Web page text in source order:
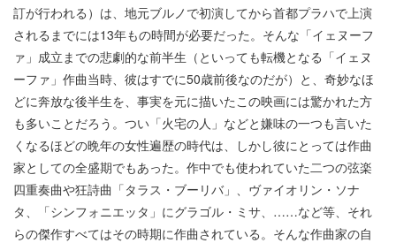
訂が行われる）は、地元ブルノで初演してから首都プラハで上演
されるまでには13年もの時間が必要だった。そんな「イェヌーフ
ァ」成立までの悲劇的な前半生（といっても転機となる「イェヌ
ーファ」作曲当時、彼はすでに50歳前後なのだが）と、奇妙なほ
どに奔放な後半生を、事実を元に描いたこの映画には驚かれた方
も多いことだろう。つい「火宅の人」などと嫌味の一つも言いた
くなるほどの晩年の女性遍歴の時代は、しかし彼にとっては作曲
家としての全盛期でもあった。作中でも使われていた二つの弦楽
四重奏曲や狂詩曲「タラス・ブーリバ」、ヴァイオリン・ソナ
タ、「シンフォニエッタ」にグラゴル・ミサ、……など等、それ
らの傑作すべてはその時期に作曲されている。そんな作曲家の自